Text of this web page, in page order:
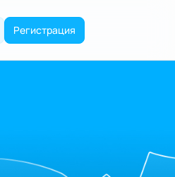
Регистрация